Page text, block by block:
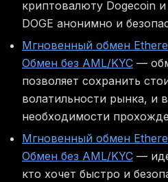
криптовалюту Dogecoin
DOGE анонимно и
Мгновенный обмен
Обмен без AML/KYC —
позволяет сохранить
волатильности рынка, и
необходимости
Мгновенный обмен
Обмен без AML/KYC —
кто хочет быстро и